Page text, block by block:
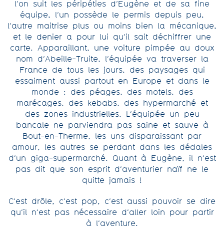
l’on suit les péripéties d’Eugène et de sa fine
équipe, l’un possède le permis depuis peu,
l’autre maitrise plus ou moins bien la mécanique,
et le denier a pour lui qu’il sait déchiffrer une
carte. Apparaillant, une voiture pimpée au doux
nom d’Abeille-Truite, l’équipée va traverser la
France de tous les jours, des paysages qui
essaiment aussi partout en Europe et dans le
monde : des péages, des motels, des
marécages, des kebabs, des hypermarché et
des zones industrielles. L’équipée un peu
bancale ne parviendra pas saine et sauve à
Bout-en-Therme, les uns disparaissant par
amour, les autres se perdant dans les dédales
d’un giga-supermarché. Quant à Eugène, il n’est
pas dit que son esprit d’aventurier naïf ne le
quitte jamais !
C’est drôle, c’est pop, c’est aussi pouvoir se dire
qu’il n’est pas nécessaire d’aller loin pour partir
à l’aventure.